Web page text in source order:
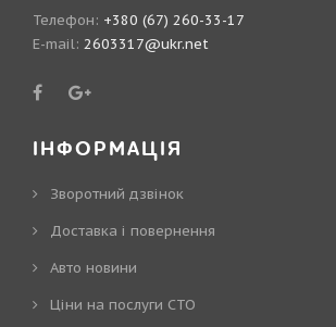
Телефон: +380 (67) 260-33-17
E-mail: 2603317@ukr.net
ІНФОРМАЦІЯ
Зворотний дзвінок
Доставка і повернення
Авто новини
Ціни на послуги СТО